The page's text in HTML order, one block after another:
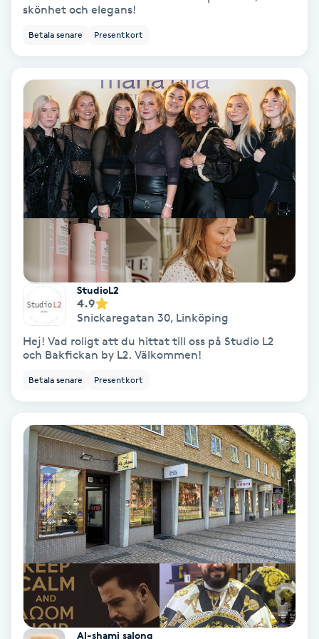
Fotsvamp
Fotvård
Fransar
Fransborttagning
Fransfärgning
Fransförlängning
Fransförlängning Megavolym
Fransförlängning Volym
Fransk manikyr
Frekvensterapi
Friskvård
Friskvårdsmassage
Frisör
Funktionsanalys
skönhet och elegans!
Betala senare Presentkort
StudioL2
4.9
Snickaregatan 30, Linköping
Hej! Vad roligt att du hittat till oss på Studio L2
och Bakfickan by L2. Välkommen!
Betala senare Presentkort
Al-shami salong